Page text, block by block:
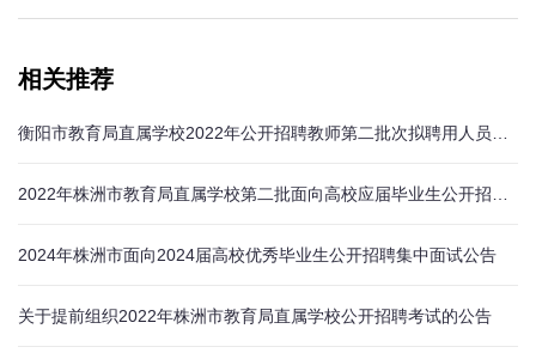
相关推荐
2024年株洲市面向2024届高校优秀毕业生公开招聘集中面试公告
关于提前组织2022年株洲市教育局直属学校公开招聘考试的公告